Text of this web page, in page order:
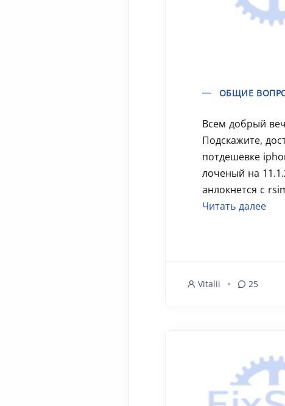
ОБЩИЕ
Всем добрый
Подскажите,
потдешевке
лоченый на
анлокнется с
Читать далее
Vitalii 25